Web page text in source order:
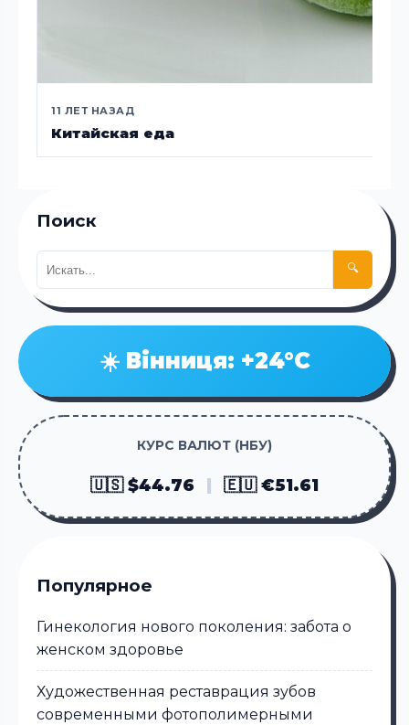
11 ЛЕТ НАЗАД
Китайская еда
Поиск
🔍
☀️ Вінниця: +24°C
КУРС ВАЛЮТ (НБУ)
🇺🇸 $44.76 🇪🇺 €51.61
Популярное
Гинекология нового поколения: забота о
женском здоровье
Художественная реставрация зубов
современными фотополимерными